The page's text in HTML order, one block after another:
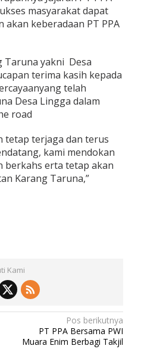
masyarakat dapat
akan keberadaan PT PPA
Taruna yakni Desa
terima kasih kepada
telah
Desa Lingga dalam
road
tetap terjaga dan terus
kami mendokan
berkahs erta tetap akan
Karang Taruna,”
Kami
Pos berikutnya
PT PPA Bersama PWI
Muara Enim Berbagi Takjil